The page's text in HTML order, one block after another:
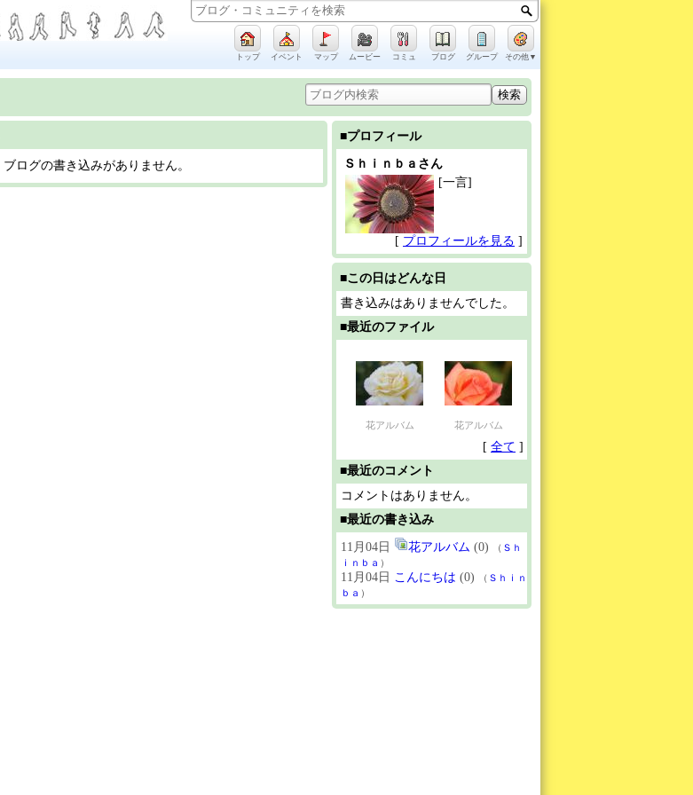
トップ イベント マップ ムービー コミュ ブログ グループ その他▼
ブログの書き込みがありません。
■プロフィール
Ｓｈｉｎｂａさん
[一言]
[ プロフィールを見る ]
■この日はどんな日
書き込みはありませんでした。
■最近のファイル
花アルバム 花アルバム
[ 全て ]
■最近のコメント
コメントはありません。
■最近の書き込み
11月04日 花アルバム (0) （ Ｓｈ
ｉｎｂａ ）
11月04日 こんにちは (0) （ Ｓｈｉｎ
ｂａ ）